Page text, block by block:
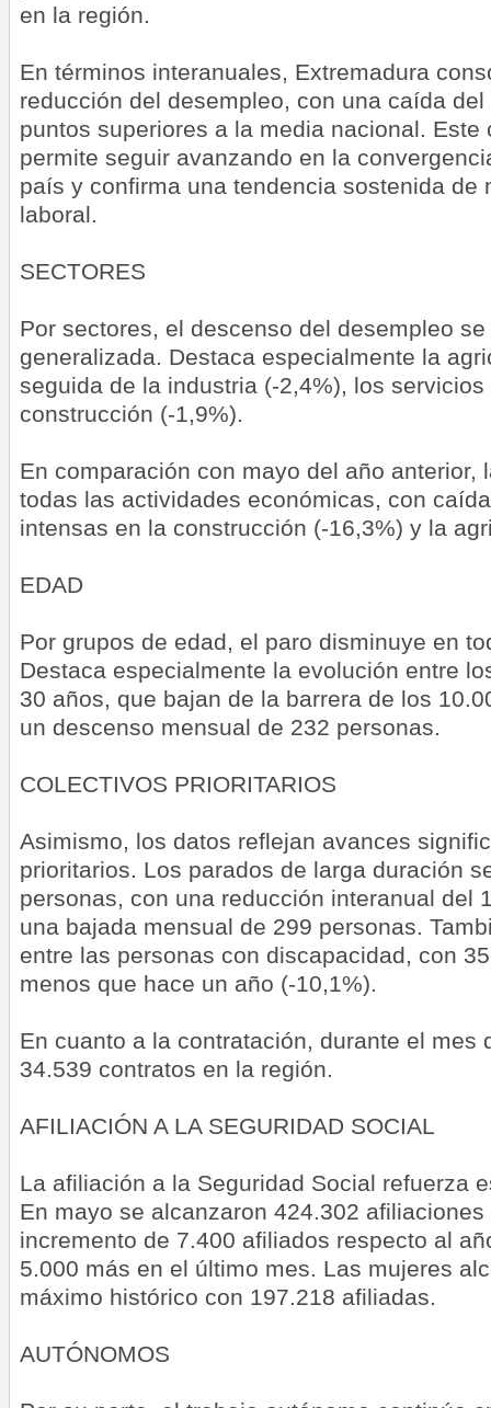
en la región.
En términos interanuales, Extremadura
reducción del desempleo, con una caída
puntos superiores a la media nacional. Este
permite seguir avanzando en la
país y confirma una tendencia sostenida de
laboral.
SECTORES
Por sectores, el descenso del desempleo
generalizada. Destaca especialmente la
seguida de la industria (-2,4%), los servicios
construcción (-1,9%).
En comparación con mayo del año anterior,
todas las actividades económicas, con
intensas en la construcción (-16,3%) y la
EDAD
Por grupos de edad, el paro disminuye en
Destaca especialmente la evolución entre
30 años, que bajan de la barrera de los
un descenso mensual de 232 personas.
COLECTIVOS PRIORITARIOS
Asimismo, los datos reflejan avances
prioritarios. Los parados de larga duración
personas, con una reducción interanual del
una bajada mensual de 299 personas.
entre las personas con discapacidad, con
menos que hace un año (-10,1%).
En cuanto a la contratación, durante el mes
34.539 contratos en la región.
AFILIACIÓN A LA SEGURIDAD SOCIAL
La afiliación a la Seguridad Social refuerza
En mayo se alcanzaron 424.302
incremento de 7.400 afiliados respecto al
5.000 más en el último mes. Las mujeres
máximo histórico con 197.218 afiliadas.
AUTÓNOMOS